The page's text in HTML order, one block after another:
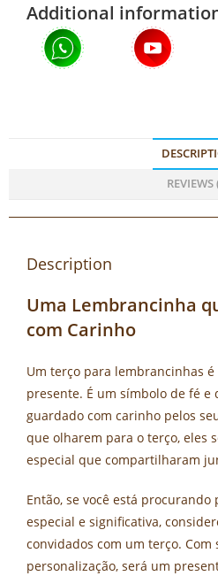
Additional
REVIEWS
Description
Uma Lembrancinha
com Carinho
Um terço para lembrancinhas
presente. É um símbolo de fé e
guardado com carinho pelos
que olharem para o terço, eles
especial que compartilharam
Então, se você está
especial e significativa,
convidados com um terço.
personalização, será um